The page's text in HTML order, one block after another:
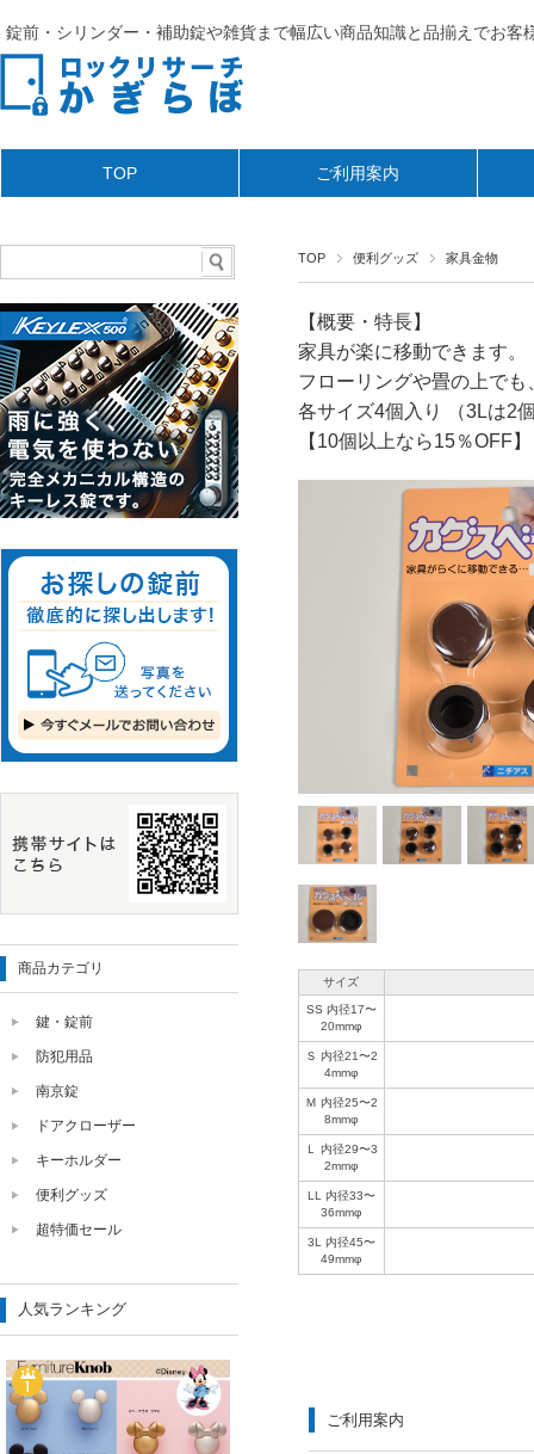
錠前・シリンダー・補助錠や雑貨まで幅広い商品知識と品揃えでお客
TOP ご利用案内
TOP 便利グッズ 家具金物
【概要・特長】
家具が楽に移動できます。
フローリングや畳の上で
各サイズ4個入り （3Lは2
【10個以上なら15％OFF】
サイズ
SS 内径17〜
20mmφ
Ｓ 内径21〜2
4mmφ
Ｍ 内径25〜2
8mmφ
Ｌ 内径29〜3
2mmφ
LL 内径33〜
36mmφ
3L 内径45〜
49mmφ
ご利用案内
商品カテゴリ
鍵・錠前
防犯用品
南京錠
ドアクローザー
キーホルダー
便利グッズ
超特価セール
人気ランキング